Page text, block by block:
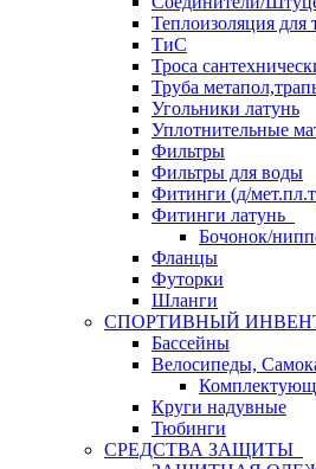
Теплоизоляция для
ТиС
Троса
Труба
Угольники латунь
Уплотнительные
Фильтры
Фильтры для воды
Фитинги (д/
Фитинги латунь
Бочонок/
Фланцы
Футорки
Шланги
СПОРТИВНЫЙ
Бассейны
Велосипеды,
Круги надувные
Тюбинги
СРЕДСТВА ЗАЩИТЫ